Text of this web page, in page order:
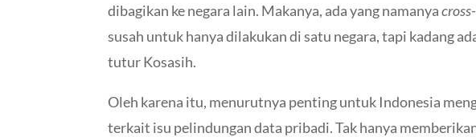
dibagikan ke negara lain. Makanya, ada yang namanya
susah untuk hanya dilakukan di satu negara, tapi kadang
tutur Kosasih.
Oleh karena itu, menurutnya penting untuk Indonesia
terkait isu pelindungan data pribadi. Tak hanya